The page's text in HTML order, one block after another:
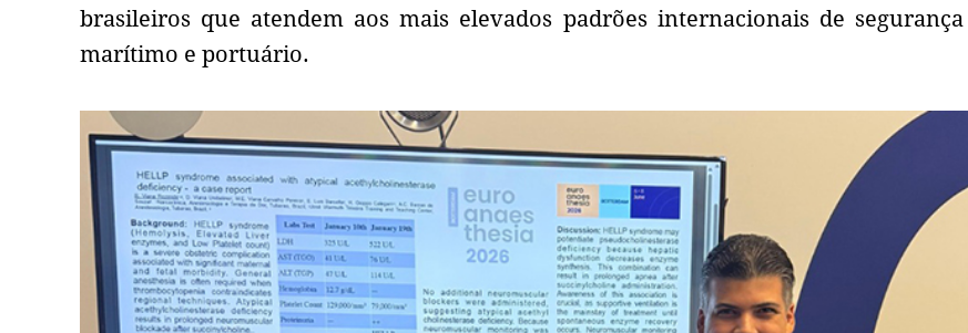
brasileiros que atendem aos mais elevados padrões internacionais de
marítimo e portuário.